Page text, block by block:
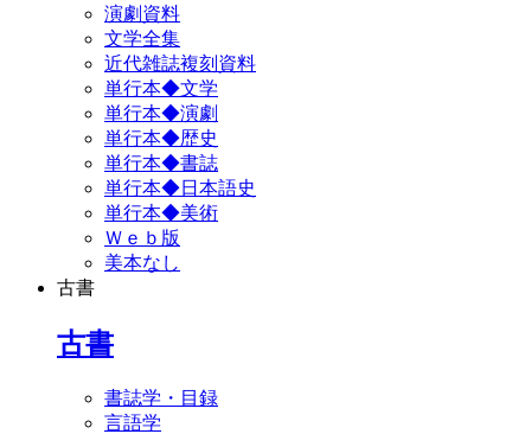
演劇資料
文学全集
近代雑誌複刻資料
単行本◆文学
単行本◆演劇
単行本◆歴史
単行本◆書誌
単行本◆日本語史
単行本◆美術
Ｗｅｂ版
美本なし
古書
古書
書誌学・目録
言語学